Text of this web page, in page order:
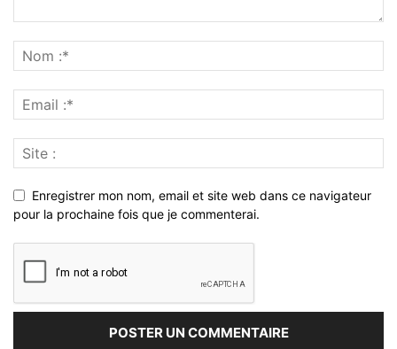
Enregistrer mon nom, email et site web dans ce navigateur
pour la prochaine fois que je commenterai.